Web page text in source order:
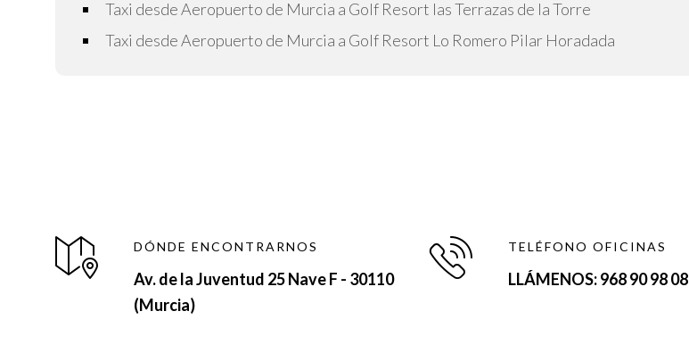
Taxi desde Aeropuerto de Murcia a Golf Resort las Terrazas de la Torre
Taxi desde Aeropuerto de Murcia a Golf Resort Lo Romero Pilar Horadada
DÓNDE ENCONTRARNOS
Av. de la Juventud 25 Nave F - 30110
(Murcia)
TELÉFONO OFICINAS
LLÁMENOS: 968 90 98 08